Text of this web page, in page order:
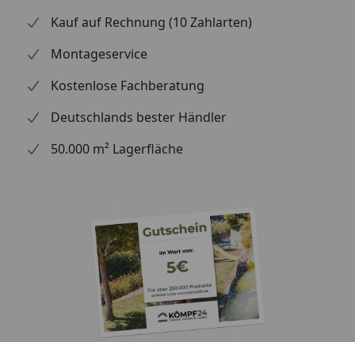
Kauf auf Rechnung (10 Zahlarten)
Montageservice
Kostenlose Fachberatung
Deutschlands bester Händler
50.000 m² Lagerfläche